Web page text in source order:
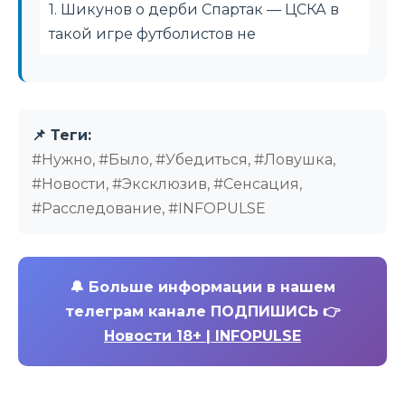
1. Шикунов о дерби Спартак — ЦСКА в
такой игре футболистов не
📌 Теги:
#Нужно, #Было, #Убедиться, #Ловушка,
#Новости, #Эксклюзив, #Сенсация,
#Расследование, #INFOPULSE
🔔 Больше информации в нашем
телеграм канале ПОДПИШИСЬ 👉
Новости 18+ | INFOPULSE